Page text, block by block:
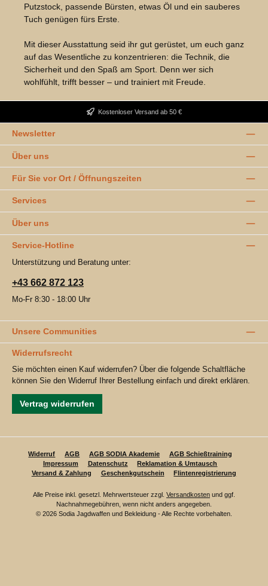
Putzstock, passende Bürsten, etwas Öl und ein sauberes
Tuch genügen fürs Erste.
Mit dieser Ausstattung seid ihr gut gerüstet, um euch ganz
auf das Wesentliche zu konzentrieren: die Technik, die
Sicherheit und den Spaß am Sport. Denn wer sich
wohlfühlt, trifft besser – und trainiert mit Freude.
Bildergalerie überspringen
Kostenloser Versand ab 50 €
Newsletter
Über uns
Für Sie vor Ort / Öffnungszeiten
Services
Über uns
Service-Hotline
Unterstützung und Beratung unter:
+43 662 872 123
Mo-Fr 8:30 - 18:00 Uhr
Unsere Communities
Widerrufsrecht
Sie möchten einen Kauf widerrufen? Über die folgende Schaltfläche
können Sie den Widerruf Ihrer Bestellung einfach und direkt erklären.
Vertrag widerrufen
Widerruf AGB AGB SODIA Akademie
AGB Schießtraining
Impressum
Datenschutz
Reklamation & Umtausch
Versand & Zahlung
Geschenkgutschein Flintenregistrierung
Alle Preise inkl. gesetzl. Mehrwertsteuer zzgl. Versandkosten und ggf.
Nachnahmegebühren, wenn nicht anders angegeben.
© 2026 Sodia Jagdwaffen und Bekleidung - Alle Rechte vorbehalten.